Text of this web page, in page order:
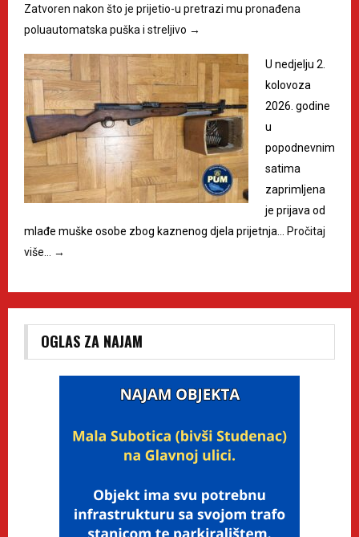
Zatvoren nakon što je prijetio-u pretrazi mu pronađena
poluautomatska puška i streljivo →
U nedjelju 2.
kolovoza
2026. godine
u
popodnevnim
satima
zaprimljena
je prijava od
mlađe muške osobe zbog kaznenog djela prijetnja…
Pročitaj
više…
→
OGLAS ZA NAJAM